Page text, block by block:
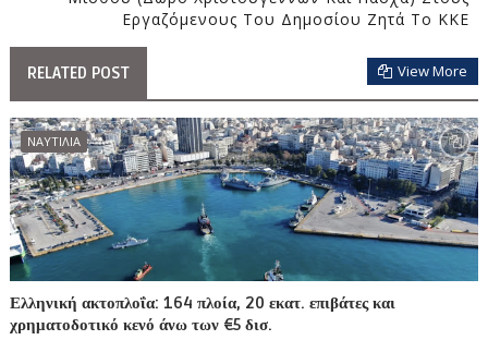
Εργαζόμενους Του Δημοσίου Ζητά Το ΚΚΕ
RELATED POST View More
ΝΑΥΤΙΛΙΑ
Ελληνική ακτοπλοΐα: 164 πλοία, 20 εκατ. επιβάτες και
χρηματοδοτικό κενό άνω των €5 δισ.